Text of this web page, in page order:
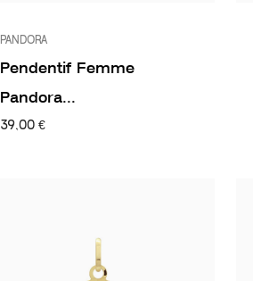
PANDORA
Pendentif Femme
Pandora...
39,00 €